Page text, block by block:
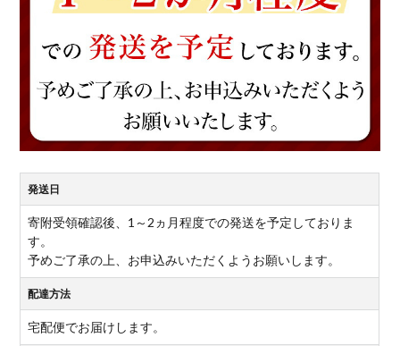
発送日
寄附受領確認後、1～2ヵ月程度での発送を予定しておりま
す。
予めご了承の上、お申込みいただくようお願いします。
配達方法
宅配便でお届けします。